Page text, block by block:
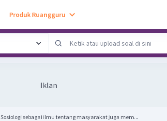
Produk Ruangguru
Iklan
Sosiologi sebagai ilmu tentang masyarakat juga mem...